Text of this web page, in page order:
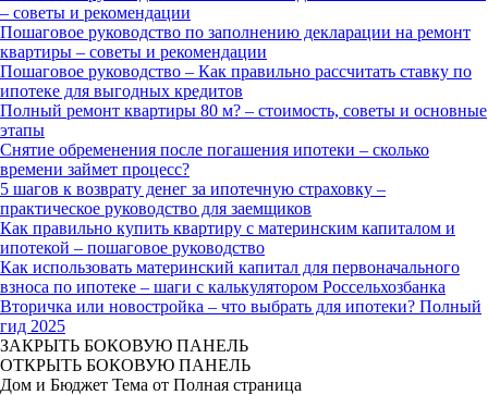
– советы и рекомендации
Пошаговое руководство по заполнению декларации на ремонт
квартиры – советы и рекомендации
Пошаговое руководство – Как правильно рассчитать ставку по
ипотеке для выгодных кредитов
Полный ремонт квартиры 80 м? – стоимость, советы и основные
этапы
Снятие обременения после погашения ипотеки – сколько
времени займет процесс?
5 шагов к возврату денег за ипотечную страховку –
практическое руководство для заемщиков
Как правильно купить квартиру с материнским капиталом и
ипотекой – пошаговое руководство
Как использовать материнский капитал для первоначального
взноса по ипотеке – шаги с калькулятором Россельхозбанка
Вторичка или новостройка – что выбрать для ипотеки? Полный
гид 2025
ЗАКРЫТЬ БОКОВУЮ ПАНЕЛЬ
ОТКРЫТЬ БОКОВУЮ ПАНЕЛЬ
Дом и Бюджет Тема от Полная страница